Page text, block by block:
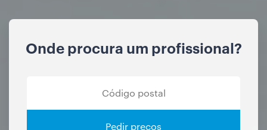
Onde procura um profissional?
Pedir preços